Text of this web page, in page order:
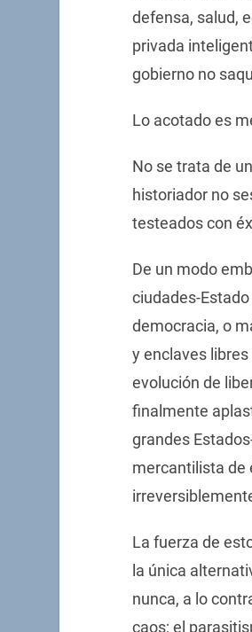
defensa, salud,
privada
gobierno no
Lo acotado es
No se trata de
historiador no
testeados con
De un modo
ciudades-
democracia, o
y enclaves
evolución de
finalmente
grandes
mercantilista de
La fuerza de
la única
nunca, a lo
caos; el